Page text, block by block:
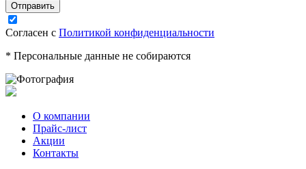
Согласен с Политикой конфиденциальности
* Персональные данные не собираются
О компании
Прайс-лист
Акции
Контакты